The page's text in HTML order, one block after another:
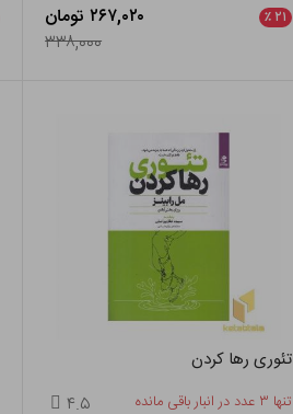
۲۱ ٪
۲۶۷,۰۲۰ تومان
۳۳۸,۰۰۰
تئوری رها کردن
تنها ۳ عدد در انبار باقی مانده ۴.۵